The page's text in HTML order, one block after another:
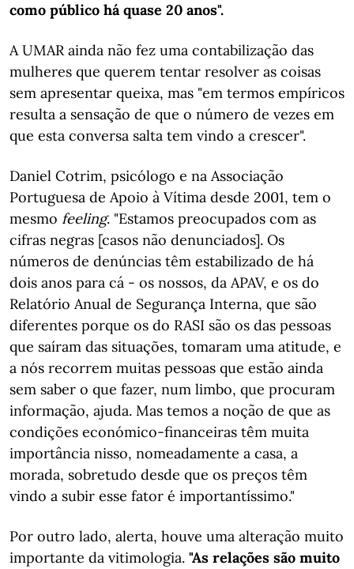
como público há quase 20 anos".
A UMAR ainda não fez uma contabilização das
mulheres que querem tentar resolver as coisas
sem apresentar queixa, mas "em termos empíricos
resulta a sensação de que o número de vezes em
que esta conversa salta tem vindo a crescer".
Daniel Cotrim, psicólogo e na Associação
Portuguesa de Apoio à Vítima desde 2001, tem o
mesmo feeling. "Estamos preocupados com as
cifras negras [casos não denunciados]. Os
números de denúncias têm estabilizado de há
dois anos para cá - os nossos, da APAV, e os do
Relatório Anual de Segurança Interna, que são
diferentes porque os do RASI são os das pessoas
que saíram das situações, tomaram uma atitude, e
a nós recorrem muitas pessoas que estão ainda
sem saber o que fazer, num limbo, que procuram
informação, ajuda. Mas temos a noção de que as
condições económico-financeiras têm muita
importância nisso, nomeadamente a casa, a
morada, sobretudo desde que os preços têm
vindo a subir esse fator é importantíssimo."
Por outro lado, alerta, houve uma alteração muito
importante da vitimologia. "As relações são muito